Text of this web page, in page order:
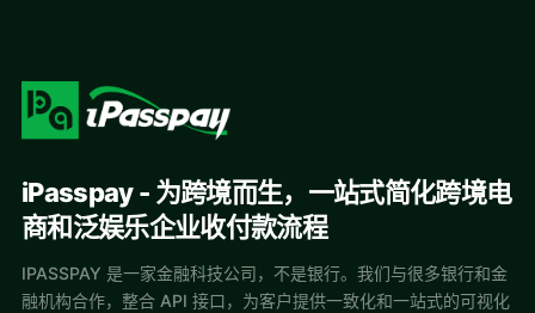
iPasspay - 为跨境而生，一站式简化跨境电
商和泛娱乐企业收付款流程
IPASSPAY 是一家金融科技公司，不是银行。我们与很多银行和金
融机构合作，整合 API 接口，为客户提供一致化和一站式的可视化